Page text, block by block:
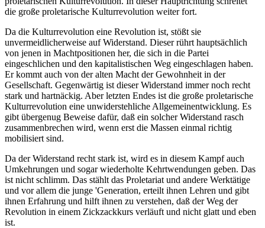
die große proletarische Kulturrevolution weiter fort.
Da die Kulturrevolution eine Revolution ist, stößt sie
unvermeidlicherweise auf Widerstand. Dieser rührt hauptsächlich
von jenen in Machtpositionen her, die sich in die Partei
eingeschlichen und den kapitalistischen Weg eingeschlagen haben.
Er kommt auch von der alten Macht der Gewohnheit in der
Gesellschaft. Gegenwärtig ist dieser Widerstand immer noch recht
stark und hartnäckig. Aber letzten Endes ist die große proletarische
Kulturrevolution eine unwiderstehliche Allgemeinentwicklung. Es
gibt übergenug Beweise dafür, daß ein solcher Widerstand rasch
zusammenbrechen wird, wenn erst die Massen einmal richtig
mobilisiert sind.
Da der Widerstand recht stark ist, wird es in diesem Kampf auch
Umkehrungen und sogar wiederholte Kehrtwendungen geben. Das
ist nicht schlimm. Das stählt das Proletariat und andere Werktätige
und vor allem die junge 'Generation, erteilt ihnen Lehren und gibt
ihnen Erfahrung und hilft ihnen zu verstehen, daß der Weg der
Revolution in einem Zickzackkurs verläuft und nicht glatt und eben
ist.